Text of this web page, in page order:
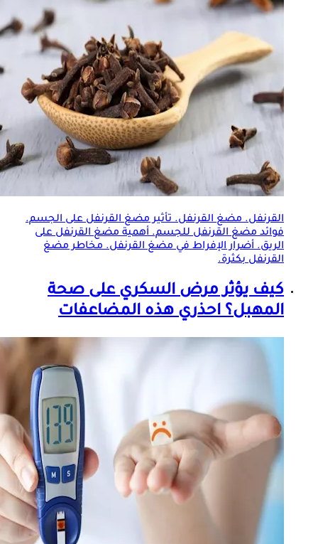
القرنفل. مضغ القرنفل. تأثير مضغ القرنفل على الجسم.
فوائد مضغ القرنفل للجسم. أهمية مضغ القرنفل على
الريق. أضرار الإفراط في مضغ القرنفل. مخاطر مضغ
القرنفل بكثرة.
كيف يؤثر مرض السكري على صحة
المهبل؟ احذري هذه المضاعفات